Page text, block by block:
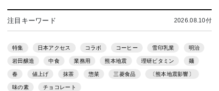
注目キーワード 2026.08.10付
特集 日本アクセス コラボ コーヒー 雪印乳業 明治
岩田醸造 中食 業務用 熊本地震 理研ビタミン 麺
春 値上げ 抹茶 惣菜 三菱食品 〔熊本地震影響〕
味の素 チョコレート